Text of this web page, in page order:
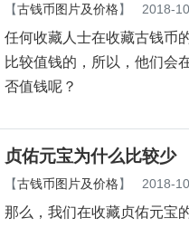
【古钱币图片及价格】 2018-
任何收藏人士在收藏古钱币
比较值钱的，所以，他们会
否值钱呢？
贞佑元宝为什么比较少
【古钱币图片及价格】 2018-
那么，我们在收藏贞佑元宝